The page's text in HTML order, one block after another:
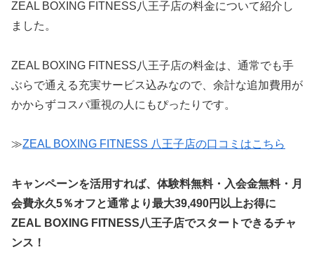
ZEAL BOXING FITNESS八王子店の料金について紹介し
ました。
ZEAL BOXING FITNESS八王子店の料金は、通常でも手
ぶらで通える充実サービス込みなので、余計な追加費用が
かからずコスパ重視の人にもぴったりです。
≫ZEAL BOXING FITNESS 八王子店の口コミはこちら
キャンペーンを活用すれば、体験料無料・入会金無料・月
会費永久5％オフと通常より最大39,490円以上お得に
ZEAL BOXING FITNESS八王子店でスタートできるチャ
ンス！